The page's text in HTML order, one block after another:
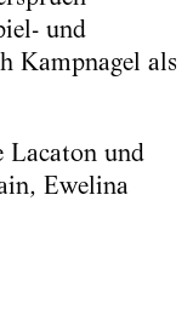
und
Kampnagel als
Lacaton und
Ewelina